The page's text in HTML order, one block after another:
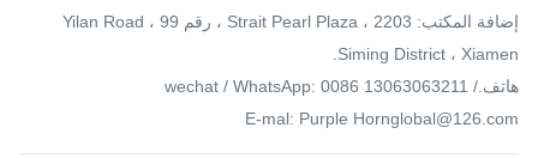
إضافة المكتب: 2203 ، Strait Pearl Plaza ، رقم 99 Yilan Road ،
Siming District ، Xiamen.
هاتف./ wechat / WhatsApp: 0086 13063063211
E-mal: Purple Hornglobal@126.com